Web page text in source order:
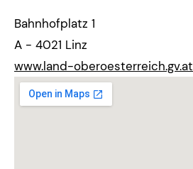
Bahnhofplatz 1
A - 4021 Linz
www.land-oberoesterreich.gv.at